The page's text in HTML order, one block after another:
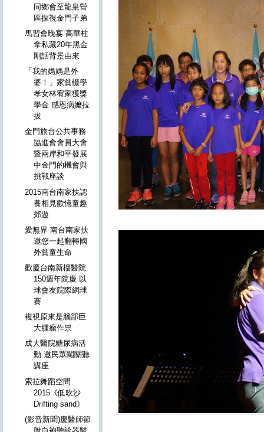
同鄉會至龍泉營
區探視金門子弟
馬習會晚宴 高華柱
拿私藏20年黑金
剛話背景由來
「我的媽媽是外
婆！」家貧輟學
孝女林宥家獲獎
學金 感恩病嬤拉
拔
金門旅台公共事務
協進會會員大會
暨兩岸和平發展
中金門的機會與
挑戰座談
2015南台南家扶認
養相見歡憶童趣
郊遊
愛無界 南台南家扶
邀您一起翻轉國
外貧童生命
歡慶台南新樓醫院
150週年院慶 以
球會友院際網球
賽
複視原來是腦部巨
大腫瘤作祟
成大醫院糖尿病活
動 邀民眾闖關聽
講座
索拉舞蹈空間
2015《低吹沙
Drifting sand》
(影音新聞)慶醫師節